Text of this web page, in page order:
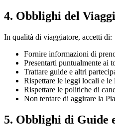
4. Obblighi del
In qualità di viaggiatore, accetti di:
Fornire informazioni di
Presentarti puntualmente ai
Trattare guide e altri
Rispettare le leggi locali e
Rispettare le politiche di
Non tentare di aggirare la
5. Obblighi di Guide